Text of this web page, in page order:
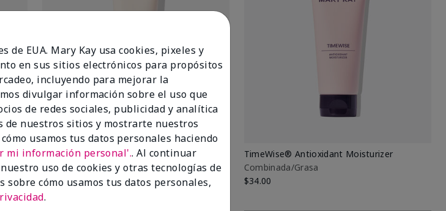
TimeWise® 4-in-1 Cleanser
Combinada/Grasa
$26.00
TimeWise® Antioxidant Moisturizer
Combinada/Grasa
$34.00
de EUA. Mary Kay usa cookies, pixeles y
en sus sitios electrónicos para propósitos
incluyendo para mejorar la
divulgar información sobre el uso que
de redes sociales, publicidad y analítica
de nuestros sitios y mostrarte nuestros
usamos tus datos personales haciendo
mi información personal'.. Al continuar
uso de cookies y otras tecnologías de
sobre cómo usamos tus datos personales,
.